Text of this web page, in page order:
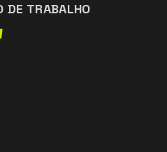
DE TRABALHO